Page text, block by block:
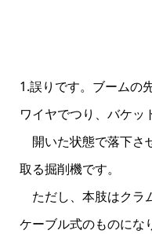
1.誤りです。ブームの
ワイヤでつり、バケッ
開いた状態で落下さ
取る掘削機です。
ただし、本肢はクラ
ケーブル式のものにな